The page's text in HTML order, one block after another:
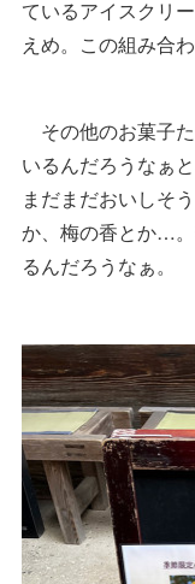
ているアイスクリ
えめ。この組み合
その他のお菓子
いるんだろうなぁ
まだまだおいしそ
か、梅の香とか…
るんだろうなぁ。